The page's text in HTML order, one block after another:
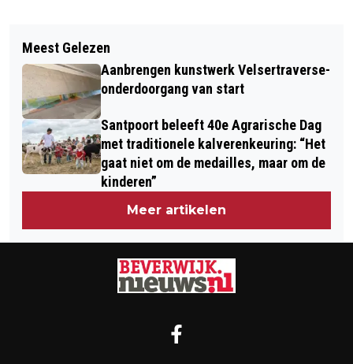
MEER AANDACHT VOOR
ZELFMOORDPREVENTIE MET 1KZ1EJ3
BANKJES
HGMK-LEZING: DE ADELSBOEKEN VAN
MARQUETTE
Meest Gelezen
Aanbrengen kunstwerk Velsertraverse-
onderdoorgang van start
Santpoort beleeft 40e Agrarische Dag
met traditionele kalverenkeuring: “Het
gaat niet om de medailles, maar om de
kinderen”
Meer artikelen